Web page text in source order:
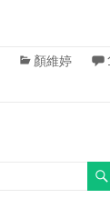
顏維婷